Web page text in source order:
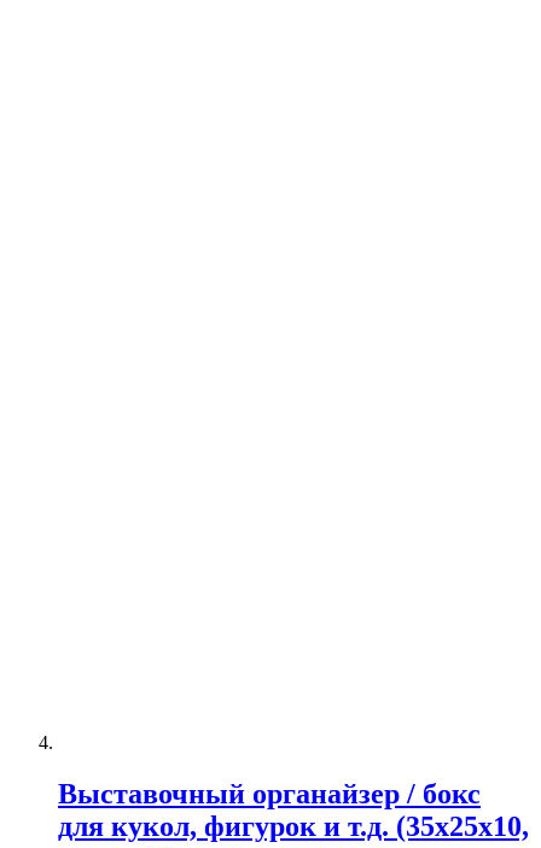
Выставочный органайзер / бокс
для кукол, фигурок и т.д. (35х25х10,